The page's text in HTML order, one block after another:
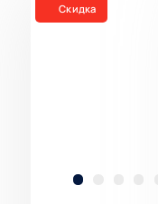
Скидка